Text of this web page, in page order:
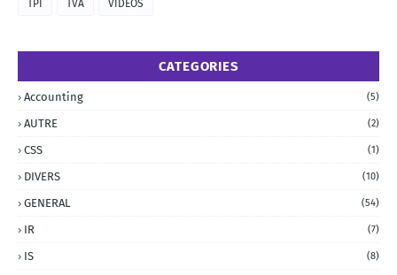
TPI TVA VIDEOS
CATEGORIES
Accounting (5)
AUTRE (2)
CSS (1)
DIVERS (10)
GENERAL (54)
IR (7)
IS (8)